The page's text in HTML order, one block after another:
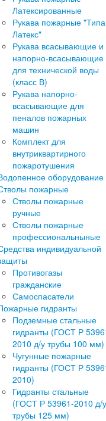
Латексированные
Рукава пожарные "Типа
Латекс"
Рукава всасывающие и
напорно-всасывающие
для технической воды
(класс В)
Рукава напорно-
всасывающие для
пеналов пожарных
машин
Комплект для
внутриквартирного
пожаротушения
оборудование
пожарные
Стволы пожарные
ручные
Стволы пожарные
профессиональныные
индивидуальной
Противогазы
гражданские
Самоспасатели
гидранты
Подземные стальные
гидранты (ГОСТ Р
2010 д/у трубы 100 мм)
Чугунные пожарные
гидранты (ГОСТ Р
2010)
Гидранты стальные
(ГОСТ Р 53961-2010 д/у
трубы 125 мм)